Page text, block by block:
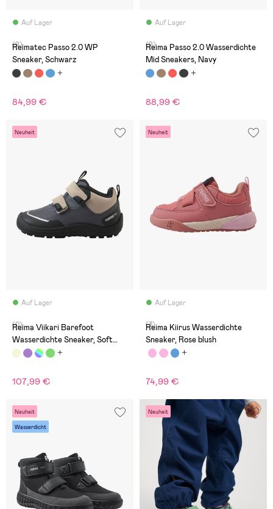
Auf Lager
(9)
Reimatec Passo 2.0 WP
Sneaker, Schwarz
84,99 €
Auf Lager
(9)
Reima Passo 2.0 Wasserdichte
Mid Sneakers, Navy
88,99 €
Neuheit
Auf Lager
(0)
Reima Viikari Barefoot
Wasserdichte Sneaker, Soft
Black
107,99 €
Neuheit
Auf Lager
(3)
Reima Kiirus Wasserdichte
Sneaker, Rose blush
74,99 €
Neuheit
Wasserdicht
Neuheit